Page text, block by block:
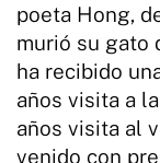
poeta Hong,
murió su gato
ha recibido
años visita a
años visita al
venido con